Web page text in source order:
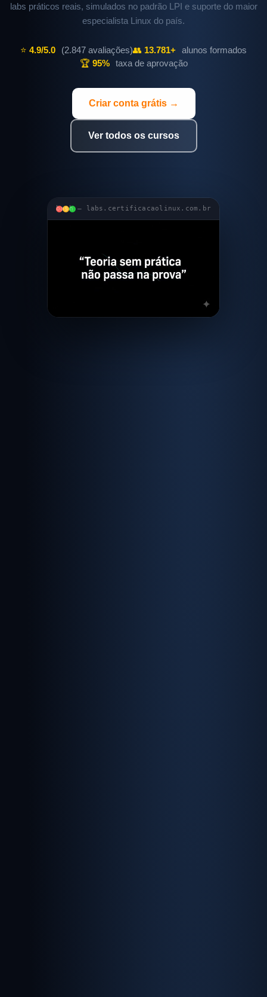
labs práticos reais, simulados no padrão LPI e suporte do maior
especialista Linux do país.
⭐ 4.9/5.0 (2.847 avaliações)👥 13.781+ alunos formados
🏆 95% taxa de aprovação
Criar conta grátis →
Ver todos os cursos
bash — labs.certificacaolinux.com.br